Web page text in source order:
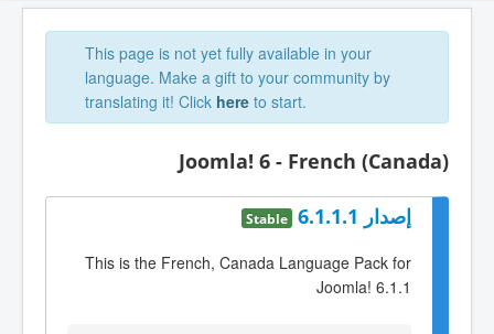
This page is not yet fully available in your
language. Make a gift to your community by
translating it! Click here to start.
Joomla! 6 - French (Canada)
إصدار 6.1.1.1 Stable
This is the French, Canada Language Pack for
Joomla! 6.1.1